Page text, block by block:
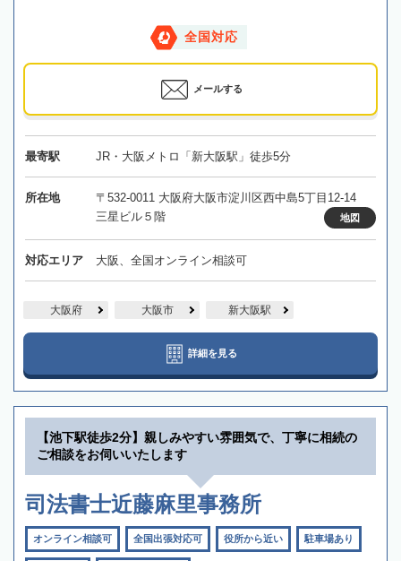
全国対応
メールする
最寄駅 JR・大阪メトロ「新大阪駅」徒歩5分
所在地
〒532-0011 大阪府大阪市淀川区西中島5丁目12-14
三星ビル５階
地図
対応エリア 大阪、全国オンライン相談可
大阪府 大阪市 新大阪駅
詳細を見る
【池下駅徒歩2分】親しみやすい雰囲気で、丁寧に相続の
ご相談をお伺いいたします
司法書士近藤麻里事務所
オンライン相談可 全国出張対応可 役所から近い 駐車場あり